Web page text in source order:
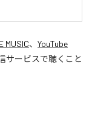
MUSIC、 YouTube
サービスで聴くこと